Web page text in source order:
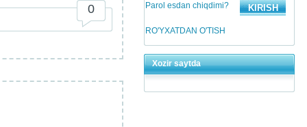
Parol esdan chiqdimi?
RO'YXATDAN O'TISH
Xozir saytda
0